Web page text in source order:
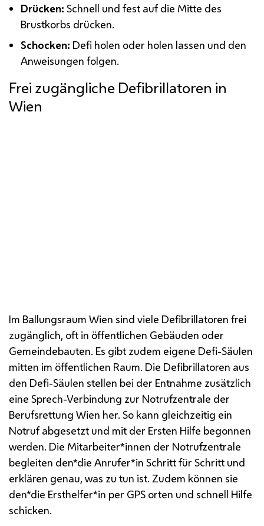
Drücken: Schnell und fest auf die Mitte des
Brustkorbs drücken.
Schocken: Defi holen oder holen lassen und den
Anweisungen folgen.
Frei zugängliche Defibrillatoren in
Wien
Im Ballungsraum Wien sind viele Defibrillatoren frei
zugänglich, oft in öffentlichen Gebäuden oder
Gemeindebauten. Es gibt zudem eigene Defi-Säulen
mitten im öffentlichen Raum. Die Defibrillatoren aus
den Defi-Säulen stellen bei der Entnahme zusätzlich
eine Sprech-Verbindung zur Notrufzentrale der
Berufsrettung Wien her. So kann gleichzeitig ein
Notruf abgesetzt und mit der Ersten Hilfe begonnen
werden. Die Mitarbeiter*innen der Notrufzentrale
begleiten den*die Anrufer*in Schritt für Schritt und
erklären genau, was zu tun ist. Zudem können sie
den*die Ersthelfer*in per GPS orten und schnell Hilfe
schicken.